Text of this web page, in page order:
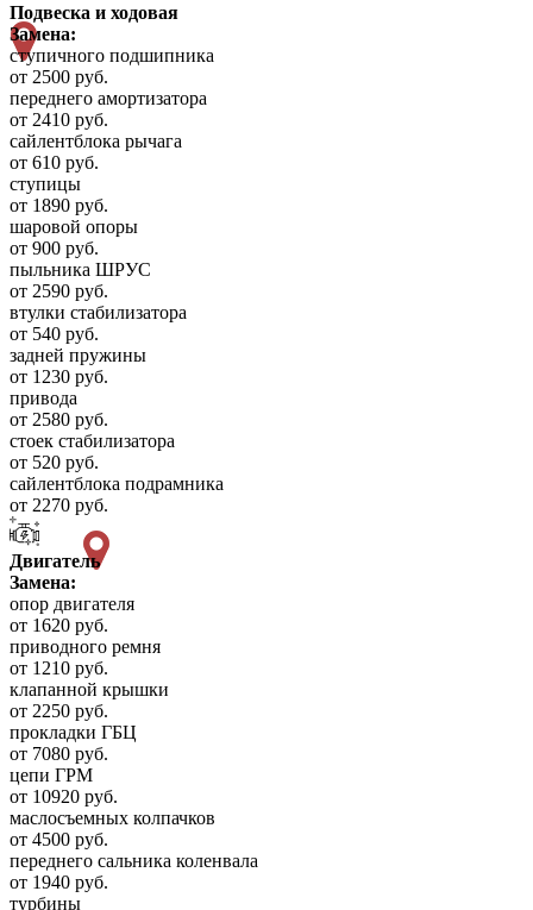
Подвеска и ходовая
Замена:
ступичного подшипника
от 2500 руб.
переднего амортизатора
от 2410 руб.
сайлентблока рычага
от 610 руб.
ступицы
от 1890 руб.
шаровой опоры
от 900 руб.
пыльника ШРУС
от 2590 руб.
втулки стабилизатора
от 540 руб.
задней пружины
от 1230 руб.
привода
от 2580 руб.
стоек стабилизатора
от 520 руб.
сайлентблока подрамника
от 2270 руб.
Двигатель
Замена:
опор двигателя
от 1620 руб.
приводного ремня
от 1210 руб.
клапанной крышки
от 2250 руб.
прокладки ГБЦ
от 7080 руб.
цепи ГРМ
от 10920 руб.
маслосъемных колпачков
от 4500 руб.
переднего сальника коленвала
от 1940 руб.
турбины